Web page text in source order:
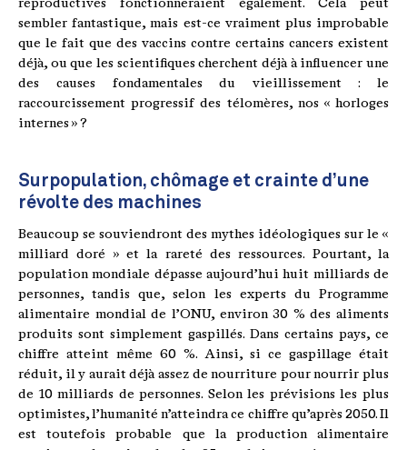
reproductives fonctionneraient également. Cela peut
sembler fantastique, mais est-ce vraiment plus improbable
que le fait que des vaccins contre certains cancers existent
déjà, ou que les scientifiques cherchent déjà à influencer une
des causes fondamentales du vieillissement : le
raccourcissement progressif des télomères, nos « horloges
internes » ?
Surpopulation, chômage et crainte d’une
révolte des machines
Beaucoup se souviendront des mythes idéologiques sur le «
milliard doré » et la rareté des ressources. Pourtant, la
population mondiale dépasse aujourd’hui huit milliards de
personnes, tandis que, selon les experts du Programme
alimentaire mondial de l’ONU, environ 30 % des aliments
produits sont simplement gaspillés. Dans certains pays, ce
chiffre atteint même 60 %. Ainsi, si ce gaspillage était
réduit, il y aurait déjà assez de nourriture pour nourrir plus
de 10 milliards de personnes. Selon les prévisions les plus
optimistes, l’humanité n’atteindra ce chiffre qu’après 2050. Il
est toutefois probable que la production alimentaire